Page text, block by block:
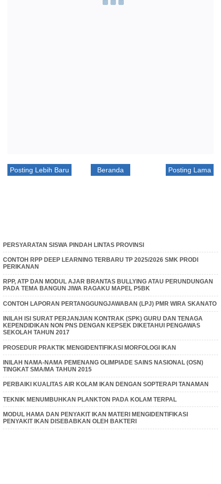
Posting Lebih Baru Posting Lama
Beranda
PERSYARATAN SISWA PINDAH LINTAS PROVINSI
CONTOH RPP DEEP LEARNING TERBARU TP 2025/2026 SMK PRODI
PERIKANAN
RPP, ATP DAN MODUL AJAR BRANTAS BULLYING ATAU PERUNDUNGAN
PADA TEMA BANGUN JIWA RAGAKU MAPEL P5BK
CONTOH LAPORAN PERTANGGUNGJAWABAN (LPJ) PMR WIRA SKANATO
INILAH ISI SURAT PERJANJIAN KONTRAK (SPK) GURU DAN TENAGA
KEPENDIDIKAN NON PNS DENGAN KEPSEK DIKETAHUI PENGAWAS
SEKOLAH TAHUN 2017
PROSEDUR PRAKTIK MENGIDENTIFIKASI MORFOLOGI IKAN
INILAH NAMA-NAMA PEMENANG OLIMPIADE SAINS NASIONAL (OSN)
TINGKAT SMA/MA TAHUN 2015
PERBAIKI KUALITAS AIR KOLAM IKAN DENGAN SOPTERAPI TANAMAN
TEKNIK MENUMBUHKAN PLANKTON PADA KOLAM TERPAL
MODUL HAMA DAN PENYAKIT IKAN MATERI MENGIDENTIFIKASI
PENYAKIT IKAN DISEBABKAN OLEH BAKTERI